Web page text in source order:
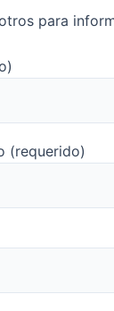
para
(requerido)